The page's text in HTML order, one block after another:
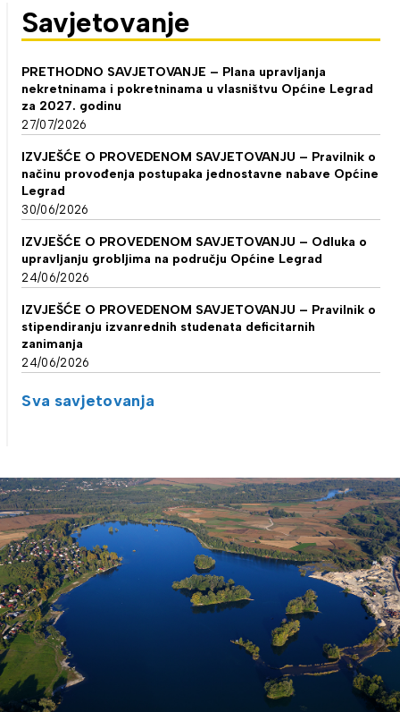
Savjetovanje
PRETHODNO SAVJETOVANJE – Plana upravljanja
nekretninama i pokretninama u vlasništvu Općine Legrad
za 2027. godinu
27/07/2026
IZVJEŠĆE O PROVEDENOM SAVJETOVANJU – Pravilnik o
načinu provođenja postupaka jednostavne nabave Općine
Legrad
30/06/2026
IZVJEŠĆE O PROVEDENOM SAVJETOVANJU – Odluka o
upravljanju grobljima na području Općine Legrad
24/06/2026
IZVJEŠĆE O PROVEDENOM SAVJETOVANJU – Pravilnik o
stipendiranju izvanrednih studenata deficitarnih
zanimanja
24/06/2026
Sva savjetovanja